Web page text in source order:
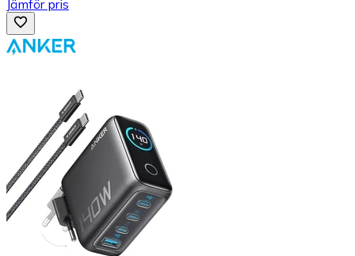
Jämför pris